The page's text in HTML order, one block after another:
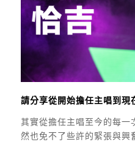
請分享從開始擔任主唱到現
其實從擔任主唱至今的每一
然也免不了些許的緊張與興